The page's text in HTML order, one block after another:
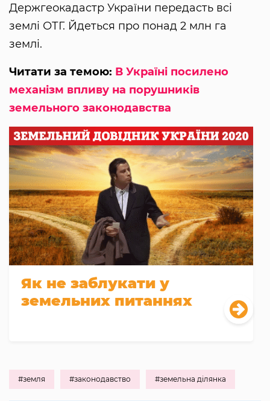
Держгеокадастр України передасть всі
землі ОТГ. Йдеться про понад 2 млн га
землі.
Читати за темою: В Україні посилено
механізм впливу на порушників
земельного законодавства
Як не заблукати у
земельних питаннях
#земля #законодавство #земельна ділянка